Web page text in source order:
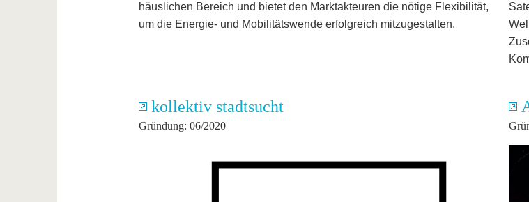
häuslichen Bereich und bietet den Marktakteuren die nötige Flexibilität,
um die Energie- und Mobilitätswende erfolgreich mitzugestalten.
kollektiv stadtsucht
Gründung: 06/2020